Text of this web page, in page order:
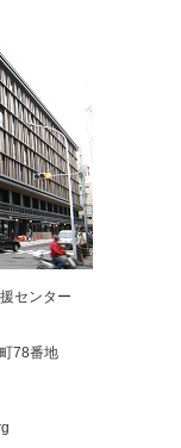
センター
78番地